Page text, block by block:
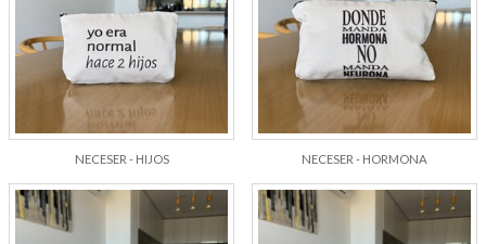
NECESER - HIJOS NECESER - HORMONA